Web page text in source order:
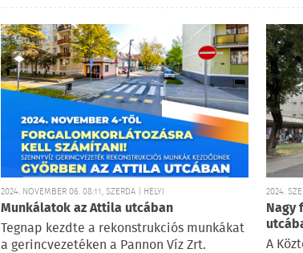
2024. NOVEMBER 06. 08:11, SZERDA | HELYI
Munkálatok az Attila utcában
Tegnap kezdte a rekonstrukciós munkákat
a gerincvezetéken a Pannon Víz Zrt.
2024.
Nagy
A